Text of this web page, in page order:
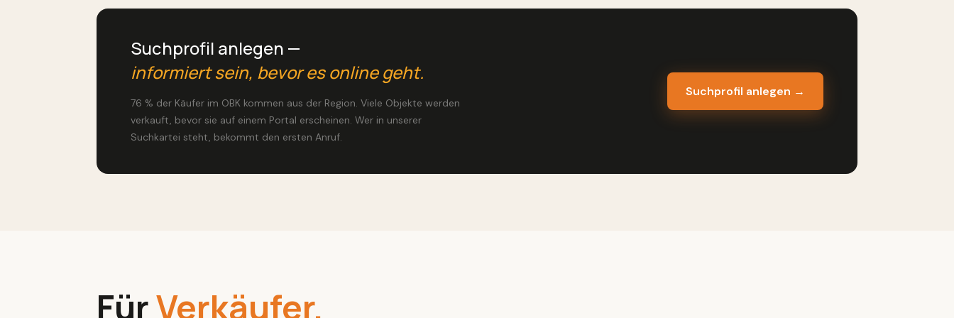
Suchprofil anlegen —
informiert sein, bevor es online geht.
76 % der Käufer im OBK kommen aus der Region. Viele Objekte werden
verkauft, bevor sie auf einem Portal erscheinen. Wer in unserer
Suchkartei steht, bekommt den ersten Anruf.
Suchprofil anlegen →
FürVerkäufer.